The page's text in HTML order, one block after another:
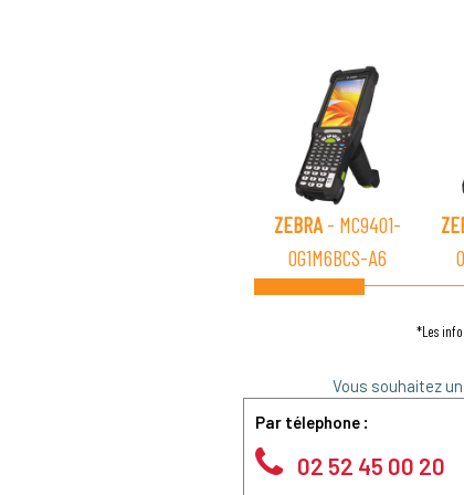
ZEBRA - MC9401-
0G1M6BCS-A6
*Les
Vous souhaitez
Par télephone :
02 52 45 00 20